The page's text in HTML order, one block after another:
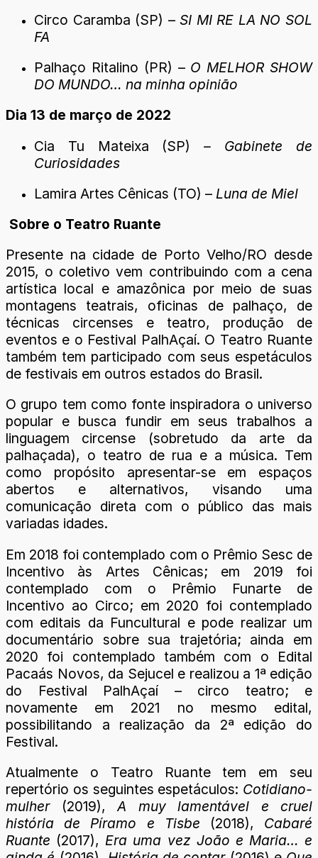
Circo Caramba (SP) –SI MI RE LA NO SOL
FA
Palhaço Ritalino (PR) – O MELHOR SHOW
DO MUNDO… na minha opinião
Dia 13 de março de 2022
Cia Tu Mateixa (SP)– Gabinete de
Curiosidades
Lamira Artes Cênicas (TO) – Luna de Miel
Sobre o Teatro Ruante
Presente na cidade de Porto Velho/RO desde
2015, o coletivo vem contribuindo com a cena
artística local e amazônica por meio de suas
montagens teatrais, oficinas de palhaço, de
técnicas circenses e teatro, produção de
eventos e o Festival PalhAçaí. O Teatro Ruante
também tem participado com seus espetáculos
de festivais em outros estados do Brasil.
O grupo tem como fonte inspiradora o universo
popular e busca fundir em seus trabalhos a
linguagem circense (sobretudo da arte da
palhaçada), o teatro de rua e a música. Tem
como propósito apresentar-se em espaços
abertos e alternativos, visando uma
comunicação direta com o público das mais
variadas idades.
Em 2018 foi contemplado com o Prêmio Sesc de
Incentivo às Artes Cênicas; em 2019 foi
contemplado com o Prêmio Funarte de
Incentivo ao Circo; em 2020 foi contemplado
com editais da Funcultural e pode realizar um
documentário sobre sua trajetória; ainda em
2020 foi contemplado também com o Edital
Pacaás Novos, da Sejucel e realizou a 1ª edição
do Festival PalhAçaí – circo teatro; e
novamente em 2021 no mesmo edital,
possibilitando a realização da 2ª edição do
Festival.
Atualmente o Teatro Ruante tem em seu
repertório os seguintes espetáculos: Cotidiano-
mulher(2019), A muy lamentável e cruel
história de Píramo e Tisbe (2018), Cabaré
Ruante (2017), Era uma vez João e Maria… e